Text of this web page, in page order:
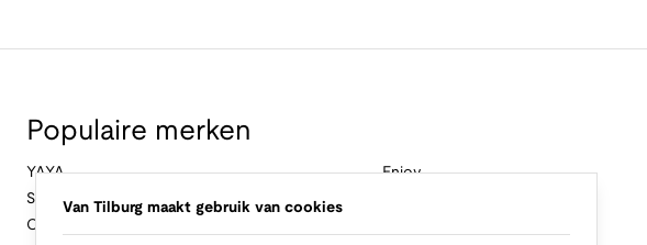
Populaire merken
YAYA
Studio Anneloes
Cambio
Enjoy
Van Tilburg maakt gebruik van cookies